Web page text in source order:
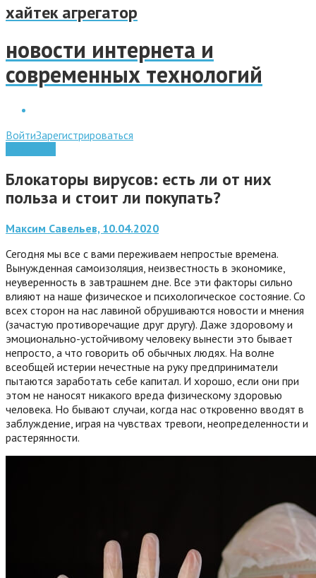
хайтек агрегатор
новости интернета и
современных технологий
ВойтиЗарегистрироваться
Блокаторы вирусов: есть ли от них
польза и стоит ли покупать?
Максим Савельев, 10.04.2020
Сегодня мы все с вами переживаем непростые времена.
Вынужденная самоизоляция, неизвестность в экономике,
неуверенность в завтрашнем дне. Все эти факторы сильно
влияют на наше физическое и психологическое состояние. Со
всех сторон на нас лавиной обрушиваются новости и мнения
(зачастую противоречащие друг другу). Даже здоровому и
эмоционально-устойчивому человеку вынести это бывает
непросто, а что говорить об обычных людях. На волне
всеобщей истерии нечестные на руку предприниматели
пытаются заработать себе капитал. И хорошо, если они при
этом не наносят никакого вреда физическому здоровью
человека. Но бывают случаи, когда нас откровенно вводят в
заблуждение, играя на чувствах тревоги, неопределенности и
растерянности.